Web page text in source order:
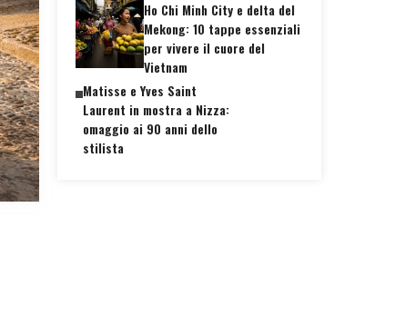
Ho Chi Minh City e delta del
Mekong: 10 tappe essenziali
per vivere il cuore del
Vietnam
Matisse e Yves Saint
Laurent in mostra a Nizza:
omaggio ai 90 anni dello
stilista